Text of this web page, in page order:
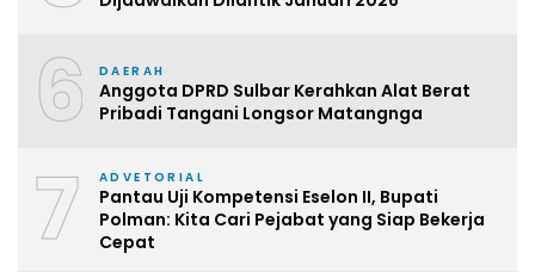
6 DAERAH
Anggota DPRD Sulbar Kerahkan Alat Berat
Pribadi Tangani Longsor Matangnga
7 ADVETORIAL
Pantau Uji Kompetensi Eselon II, Bupati
Polman: Kita Cari Pejabat yang Siap Bekerja
Cepat